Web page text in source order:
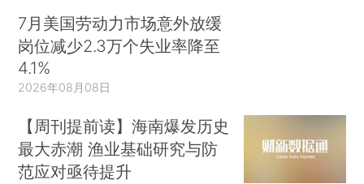
7月美国劳动力市场意外放缓
岗位减少2.3万个失业率降至
4.1%
2026年08月08日
【周刊提前读】海南爆发历史
最大赤潮 渔业基础研究与防
范应对亟待提升